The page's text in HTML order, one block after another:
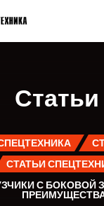
Статьи
СТАТЬИ
С БОКОВОЙ